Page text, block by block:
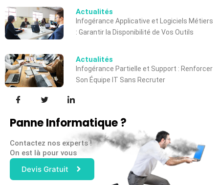
Actualités
Infogérance Applicative et Logiciels Métiers
: Garantir la Disponibilité de Vos Outils
Actualités
Infogérance Partielle et Support : Renforcer
Son Équipe IT Sans Recruter
Panne Informatique ?
Contactez nos experts !
On est là pour vous
Devis Gratuit